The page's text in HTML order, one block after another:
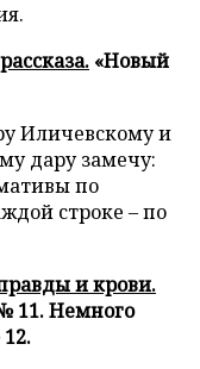
«Новый
Иличевскому и
дару замечу:
по
строке – по
и крови.
11. Немного